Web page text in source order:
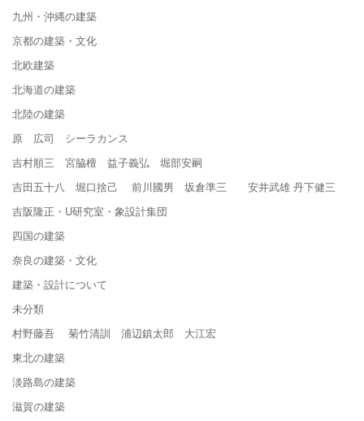
九州・沖縄の建築
京都の建築・文化
北欧建築
北海道の建築
北陸の建築
原 広司 シーラカンス
吉村順三 宮脇檀 益子義弘 堀部安嗣
吉田五十八 堀口捨己 前川國男 坂倉準三 安井武雄 丹下健三
吉阪隆正・U研究室・象設計集団
四国の建築
奈良の建築・文化
建築・設計について
未分類
村野藤吾 菊竹清訓 浦辺鎮太郎 大江宏
東北の建築
淡路島の建築
滋賀の建築